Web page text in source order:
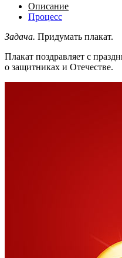
Описание
Процесс
Задача. Придумать плакат.
Плакат поздравляет с
о защитниках и Отечестве.